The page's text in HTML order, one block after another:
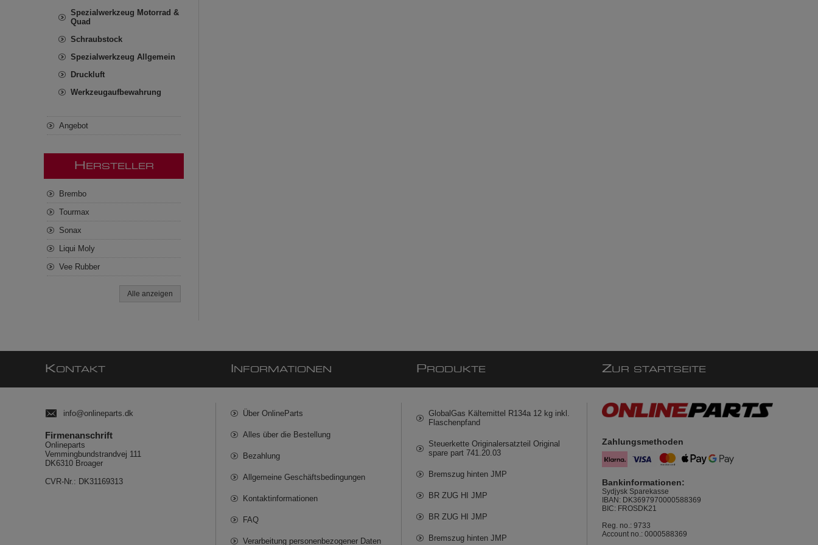
Spezialwerkzeug Motorrad &
Quad
Schraubstock
Spezialwerkzeug Allgemein
Druckluft
Werkzeugaufbewahrung
Angebot
H ERSTELLER
Brembo
Tourmax
Sonax
Liqui Moly
Vee Rubber
Alle anzeigen
KONTAKT
info@onlineparts.dk
Firmenanschrift
Onlineparts
Vemmingbundstrandvej 111
DK6310 Broager
CVR-Nr.: DK31169313
NFORMATIONEN
Über OnlineParts
Alles über die Bestellung
Bezahlung
Allgemeine Geschäftsbedingungen
Kontaktinformationen
FAQ
Verarbeitung personenbezogener Daten
P RODUKTE
GlobalGas Kältemittel R134a 12 kg inkl.
Flaschenpfand
Steuerkette Originalersatzteil Original
spare part 741.20.03
Bremszug hinten JMP
BR ZUG HI JMP
BR ZUG HI JMP
Bremszug hinten JMP
ZUR STARTSEITE
Zahlungsmethoden
Bankinformationen:
Sydjysk Sparekasse
IBAN: DK3697970000588369
BIC: FROSDK21
Reg. no.: 9733
Account no.: 0000588369